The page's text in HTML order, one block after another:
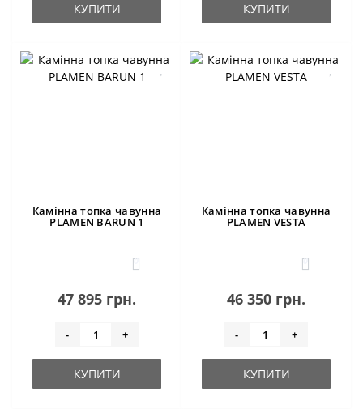
КУПИТИ КУПИТИ
Камінна топка чавунна
PLAMEN BARUN 1
0
47 895 грн.
- +
КУПИТИ
Камінна топка чавунна
PLAMEN VESTA
0
46 350 грн.
- +
КУПИТИ